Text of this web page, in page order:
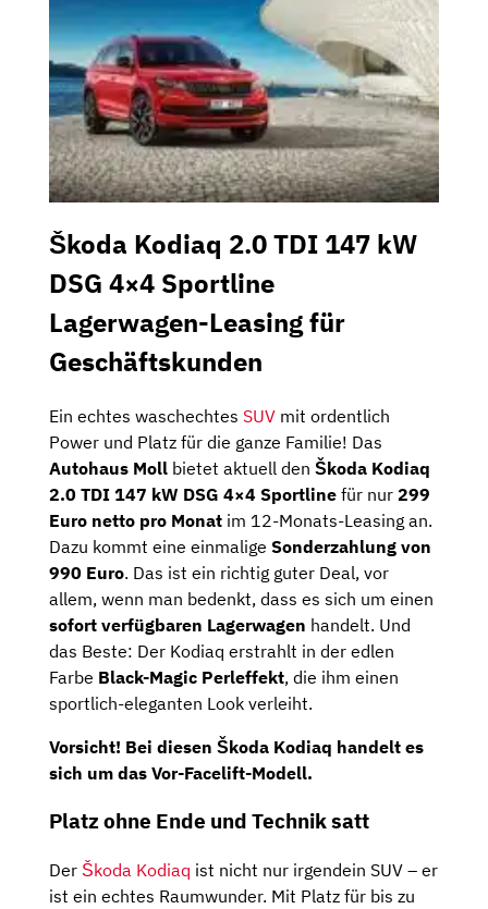
Škoda Kodiaq 2.0 TDI 147 kW
DSG 4×4 Sportline
Lagerwagen-Leasing für
Geschäftskunden
Ein echtes waschechtes SUV mit ordentlich
Power und Platz für die ganze Familie! Das
Autohaus Moll bietet aktuell den Škoda Kodiaq
2.0 TDI 147 kW DSG 4×4 Sportline für nur 299
Euro netto pro Monat im 12-Monats-Leasing an.
Dazu kommt eine einmalige Sonderzahlung von
990 Euro. Das ist ein richtig guter Deal, vor
allem, wenn man bedenkt, dass es sich um einen
sofort verfügbaren Lagerwagen handelt. Und
das Beste: Der Kodiaq erstrahlt in der edlen
Farbe Black-Magic Perleffekt, die ihm einen
sportlich-eleganten Look verleiht.
Vorsicht! Bei diesen Škoda Kodiaq handelt es
sich um das Vor-Facelift-Modell.
Platz ohne Ende und Technik satt
Der Škoda Kodiaq ist nicht nur irgendein SUV – er
ist ein echtes Raumwunder. Mit Platz für bis zu